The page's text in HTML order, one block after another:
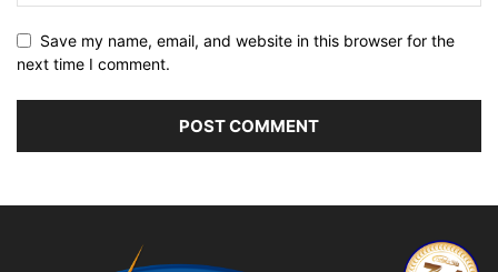
Save my name, email, and website in this browser for the
next time I comment.